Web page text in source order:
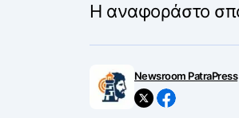
Η αναφοράστο
Newsroom PatraPress